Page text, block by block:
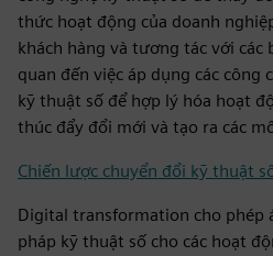
thức hoạt động của doanh
khách hàng và tương tác với các
quan đến việc áp dụng các
kỹ thuật số để hợp lý hóa hoạt
thúc đẩy đổi mới và tạo ra các
Chiến lược chuyển đổi kỹ thuật
Digital transformation cho phép
pháp kỹ thuật số cho các hoạt